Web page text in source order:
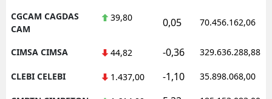
CGCAM CAGDAS
CAM
39,80 0,05 70.456.162,06
CIMSA CIMSA 44,82 -0,36 329.636.288,88
CLEBI CELEBI 1.437,00 -1,10 35.898.068,00